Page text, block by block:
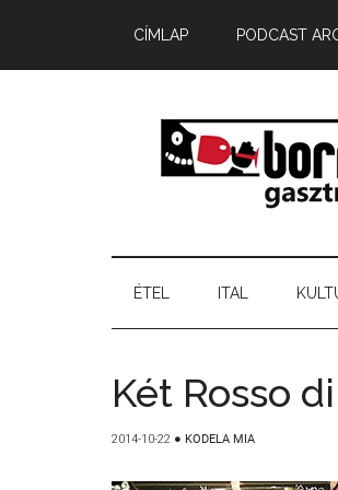
CÍMLAP PODCAST
ÉTEL ITAL
Két Rosso
2014-10-22 ● KODELA MIA